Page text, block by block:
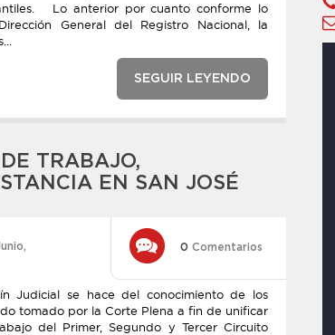
Lo anterior por cuanto conforme lo
General del Registro Nacional, la
SEGUIR LEYENDO
TRABAJO,
EN SAN JOSÉ
,
0 Comentarios
Judicial se hace del conocimiento de los
tomado por la Corte Plena a fin de unificar
del Primer, Segundo y Tercer Circuito